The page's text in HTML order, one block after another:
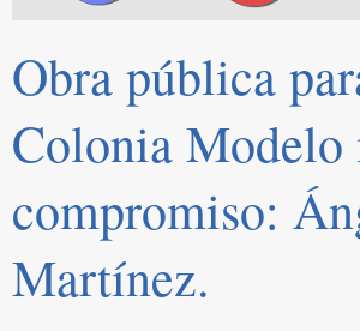
Obra pública
Colonia Modelo
compromiso:
Martínez.